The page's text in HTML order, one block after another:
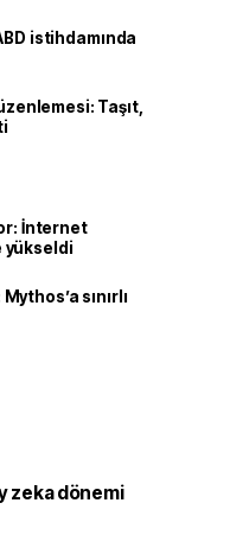
istihdamında
Taşıt,
İnternet
yükseldi
sınırlı
zeka dönemi